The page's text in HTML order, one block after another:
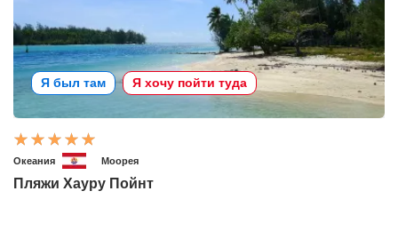
Я был там Я хочу пойти туда
Океания Моорея
Пляжи Хауру Пойнт